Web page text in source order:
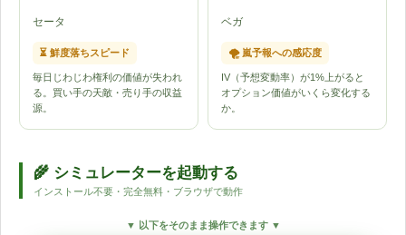
セータ
⏳ 鮮度落ちスピード
毎日じわじわ権利の価値が失われ
る。買い手の天敵・売り手の収益
源。
ベガ
🌪️ 嵐予報への感応度
IV（予想変動率）が1%上がると
オプション価値がいくら変化する
か。
🌾 シミュレーターを起動する
インストール不要・完全無料・ブラウザで動作
▼ 以下をそのまま操作できます ▼